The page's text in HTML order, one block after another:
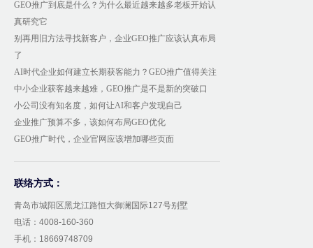
GEO推广到底是什么？为什么最近越来越多老板开始认
真研究它
别再用旧方法寻找新客户，企业GEO推广应该认真布局
了
AI时代企业如何建立长期获客能力？GEO推广值得关注
中小企业获客越来越难，GEO推广是不是新的突破口
小公司没有知名度，如何让AI和客户发现自己
企业推广预算不多，该如何布局GEO优化
GEO推广时代，企业官网应该增加哪些页面
联络方式：
青岛市城阳区黑龙江路恒大御澜国际127号别墅
电话：4008-160-360
手机：18669748709